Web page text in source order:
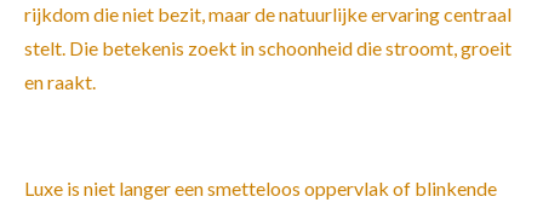
rijkdom die niet bezit, maar de natuurlijke ervaring centraal
stelt. Die betekenis zoekt in schoonheid die stroomt, groeit
en raakt.
Luxe is niet langer een smetteloos oppervlak of blinkende